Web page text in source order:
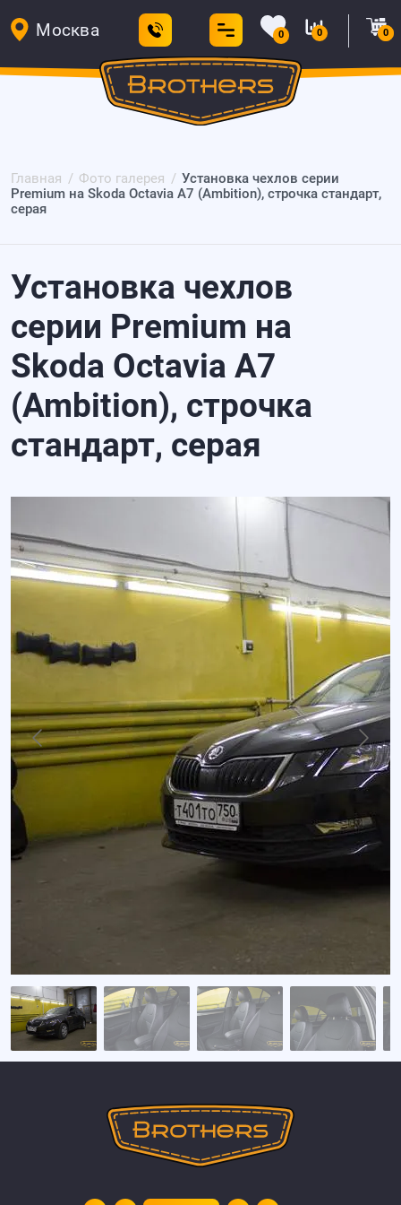
Москва 0 0 0
Главная Фото галерея
Установка чехлов серии
Premium на Skoda Octavia A7 (Ambition), строчка стандарт,
серая
Установка чехлов
серии Premium на
Skoda Octavia A7
(Ambition), строчка
стандарт, серая